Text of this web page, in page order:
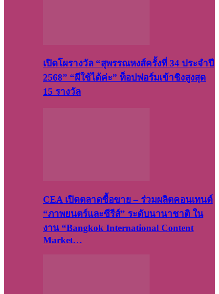
เปิดโผรางวัล “สุพรรณหงส์ครั้งที่ 34 ประจำปี
2568” “ผีใช้ได้ค่ะ” ท็อปฟอร์มเข้าชิงสูงสุด
15 รางวัล
CEA เปิดตลาดซื้อขาย – ร่วมผลิตคอนเทนต์
“ภาพยนตร์และซีรีส์” ระดับนานาชาติ ใน
งาน “Bangkok International Content
Market…